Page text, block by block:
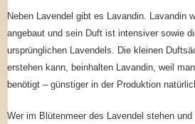
Neben Lavendel gibt es Lavandin. Lavandin
angebaut und sein Duft ist intensiver sowie
ursprünglichen Lavendels. Die kleinen
erstehen kann, beinhalten Lavandin, weil
benötigt – günstiger in der Produktion
Wer im Blütenmeer des Lavendel stehen